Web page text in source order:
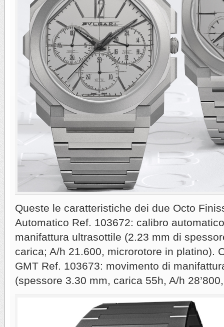
Queste le caratteristiche dei due Octo
Automatico Ref. 103672: calibro
manifattura ultrasottile (2.23 mm di
carica; A/h 21.600, microrotore in platino).
GMT Ref. 103673: movimento di
(spessore 3.30 mm, carica 55h, A/h